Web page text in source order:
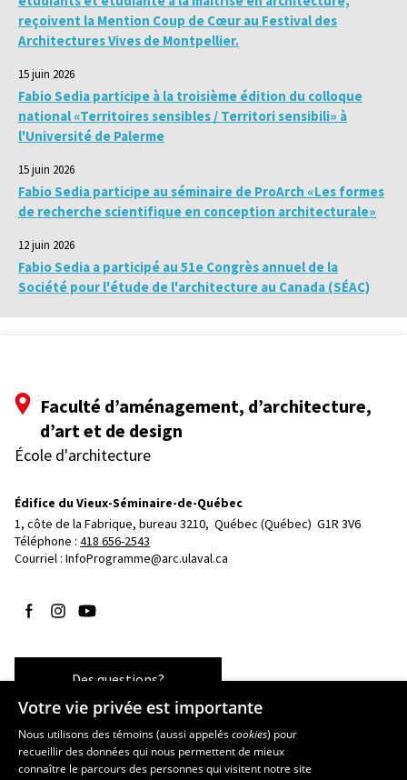
reçoivent la Mention Coup de Cœur au Festival des
Architectures Vives de Montpellier.
15 juin 2026
Fabio Sedia participe à la troisième édition du colloque
national «Territoires sensibles / Territori sensibili» à
l'Université de Palerme
15 juin 2026
Fabio Sedia participe au séminaire de ProArch «Les formes
de recherche scientifique en conception architecturale»
12 juin 2026
Fabio Sedia a participé au 51e Congrès annuel de la
Société pour l'étude de l'architecture au Canada (SÉAC)
Faculté d’aménagement, d’architecture,
d’art et de design
École d'architecture
Édifice du Vieux-Séminaire-de-Québec
1, côte de la Fabrique, bureau 3210, Québec (Québec)  G1R 3V6
Téléphone : 418 656-2543
Courriel : InfoProgramme@arc.ulaval.ca
Suivez-nous sur Facebook
Suivez-nous sur Instagram
Suivez-nous sur YouTube
Des questions?
Les écoles et la recherche
Votre vie privée est importante
Nous utilisons des témoins (aussi appeléscookies) pour
recueillir des données qui nous permettent de mieux
connaître le parcours des personnes qui visitent notre site